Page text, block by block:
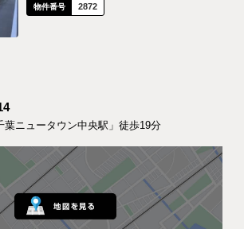
2872
葉ニュータウン中央駅」徒歩19分